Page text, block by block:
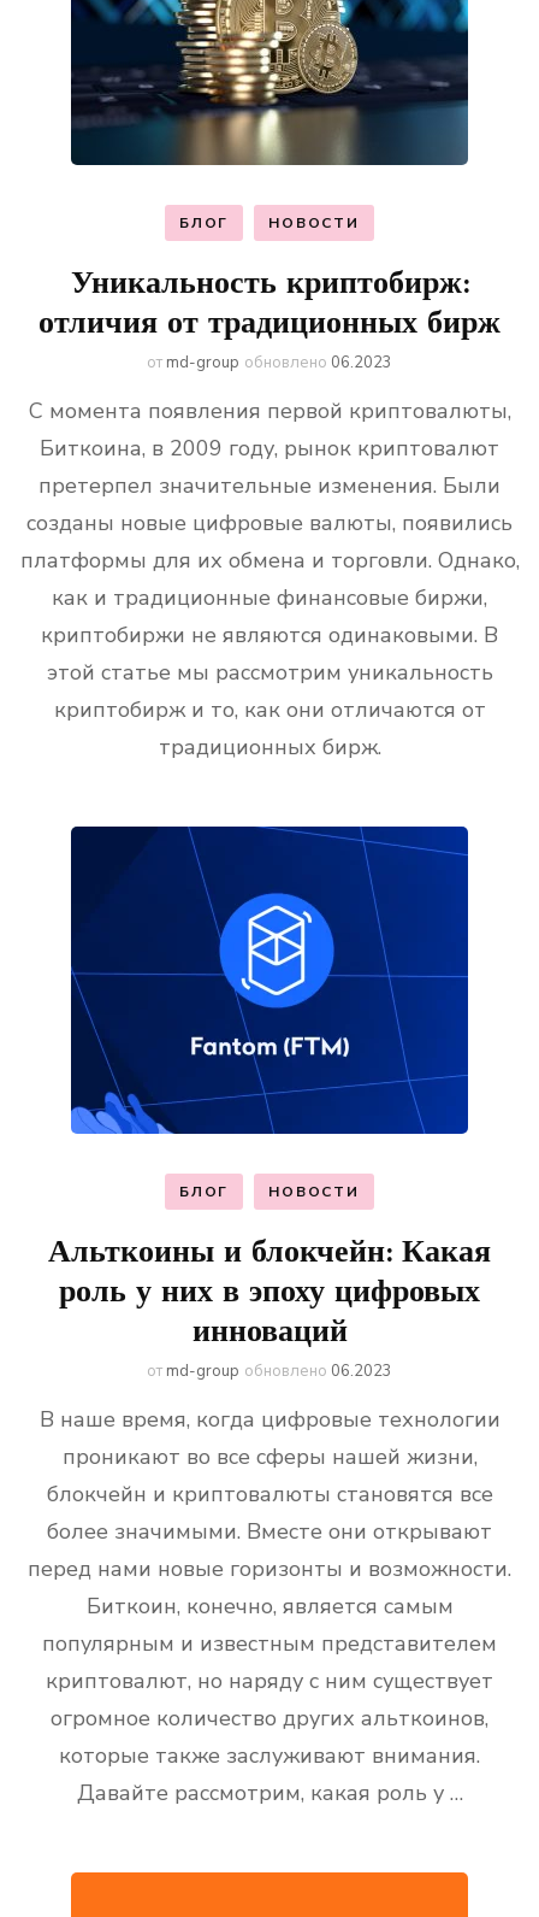
БЛОГ НОВОСТИ
Уникальность криптобирж:
отличия от традиционных бирж
от md-group обновлено 06.2023
С момента появления первой криптовалюты,
Биткоина, в 2009 году, рынок криптовалют
претерпел значительные изменения. Были
созданы новые цифровые валюты, появились
платформы для их обмена и торговли. Однако,
как и традиционные финансовые биржи,
криптобиржи не являются одинаковыми. В
этой статье мы рассмотрим уникальность
криптобирж и то, как они отличаются от
традиционных бирж.
БЛОГ НОВОСТИ
Альткоины и блокчейн: Какая
роль у них в эпоху цифровых
инноваций
от md-group обновлено 06.2023
В наше время, когда цифровые технологии
проникают во все сферы нашей жизни,
блокчейн и криптовалюты становятся все
более значимыми. Вместе они открывают
перед нами новые горизонты и возможности.
Биткоин, конечно, является самым
популярным и известным представителем
криптовалют, но наряду с ним существует
огромное количество других альткоинов,
которые также заслуживают внимания.
Давайте рассмотрим, какая роль у …